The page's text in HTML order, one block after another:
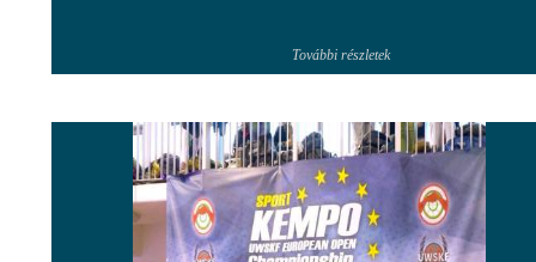
További részletek